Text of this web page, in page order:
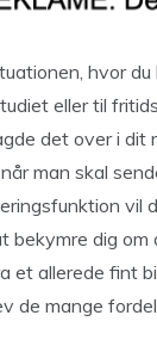
hvor
eller til
det over i dit
man skal
vil
bekymre dig
et allerede fint
de mange